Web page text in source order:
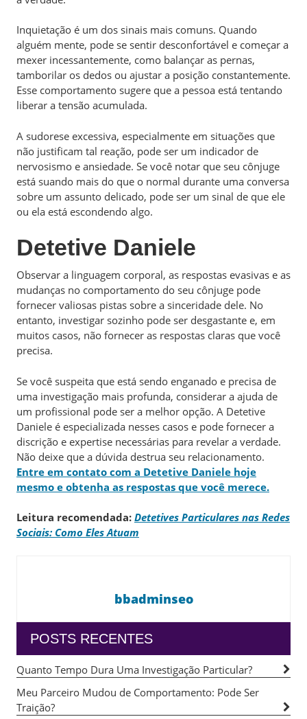
Inquietação é um dos sinais mais comuns. Quando
alguém mente, pode se sentir desconfortável e começar a
mexer incessantemente, como balançar as pernas,
tamborilar os dedos ou ajustar a posição constantemente.
Esse comportamento sugere que a pessoa está tentando
liberar a tensão acumulada.
A sudorese excessiva, especialmente em situações que
não justificam tal reação, pode ser um indicador de
nervosismo e ansiedade. Se você notar que seu cônjuge
está suando mais do que o normal durante uma conversa
sobre um assunto delicado, pode ser um sinal de que ele
ou ela está escondendo algo.
Detetive Daniele
Observar a linguagem corporal, as respostas evasivas e as
mudanças no comportamento do seu cônjuge pode
fornecer valiosas pistas sobre a sinceridade dele. No
entanto, investigar sozinho pode ser desgastante e, em
muitos casos, não fornecer as respostas claras que você
precisa.
Se você suspeita que está sendo enganado e precisa de
uma investigação mais profunda, considerar a ajuda de
um profissional pode ser a melhor opção. A Detetive
Daniele é especializada nesses casos e pode fornecer a
discrição e expertise necessárias para revelar a verdade.
Não deixe que a dúvida destrua seu relacionamento.
Entre em contato com a Detetive Daniele hoje
mesmo e obtenha as respostas que você merece.
Leitura recomendada: Detetives Particulares nas Redes
Sociais: Como Eles Atuam
bbadminseo
POSTS RECENTES
Quanto Tempo Dura Uma Investigação Particular?
Meu Parceiro Mudou de Comportamento: Pode Ser
Traição?